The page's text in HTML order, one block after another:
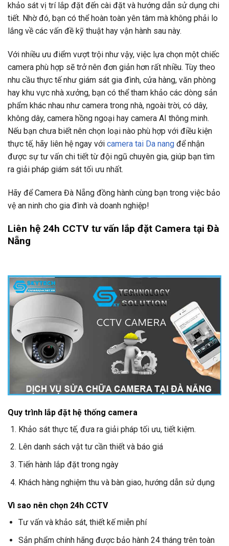
khảo sát vị trí lắp đặt đến cài đặt và hướng dẫn sử dụng chi
tiết. Nhờ đó, bạn có thể hoàn toàn yên tâm mà không phải lo
lắng về các vấn đề kỹ thuật hay vận hành sau này.
Với nhiều ưu điểm vượt trội như vậy, việc lựa chọn một chiếc
camera phù hợp sẽ trở nên đơn giản hơn rất nhiều. Tùy theo
nhu cầu thực tế như giám sát gia đình, cửa hàng, văn phòng
hay khu vực nhà xưởng, bạn có thể tham khảo các dòng sản
phẩm khác nhau như camera trong nhà, ngoài trời, có dây,
không dây, camera hồng ngoại hay camera AI thông minh.
Nếu bạn chưa biết nên chọn loại nào phù hợp với điều kiện
thực tế, hãy liên hệ ngay với camera tai Da nang để nhận
được sự tư vấn chi tiết từ đội ngũ chuyên gia, giúp bạn tìm
ra giải pháp giám sát tối ưu nhất.
Hãy để Camera Đà Nẵng đồng hành cùng bạn trong việc bảo
vệ an ninh cho gia đình và doanh nghiệp!
Liên hệ 24h CCTV tư vấn lắp đặt Camera tại Đà
Nẵng
Quy trình lắp đặt hệ thống camera
Khảo sát thực tế, đưa ra giải pháp tối ưu, tiết kiệm.
Lên danh sách vật tư cần thiết và báo giá
Tiến hành lắp đặt trong ngày
Khách hàng nghiệm thu và bàn giao, hướng dẫn sử dụng
Vì sao nên chọn 24h CCTV
Tư vấn và khảo sát, thiết kế miễn phí
Sản phẩm chính hãng được bảo hành 24 tháng trên toàn